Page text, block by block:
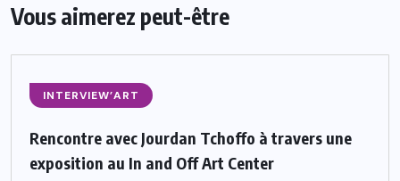
Vous aimerez peut-être
INTERVIEW’ART
Rencontre avec Jourdan Tchoffo à travers une
exposition au In and Off Art Center